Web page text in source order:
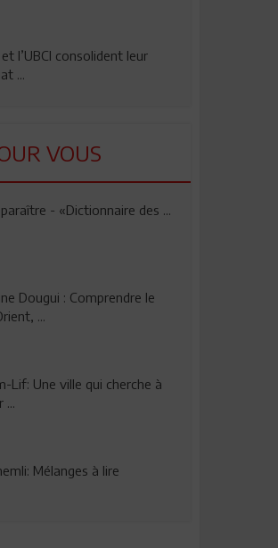
et l’UBCI consolident leur
...
VOUS
- «Dictionnaire des ...
Dougui : Comprendre le
...
Lif: Une ville qui cherche à
...
Mélanges à lire